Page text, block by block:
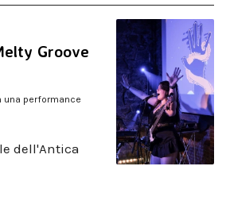
Groove
una performance
dell'Antica